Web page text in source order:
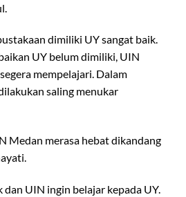
dimiliki UY sangat baik.
UY belum dimiliki, UIN
mempelajari. Dalam
saling menukar
Medan merasa hebat dikandang
UIN ingin belajar kepada UY.